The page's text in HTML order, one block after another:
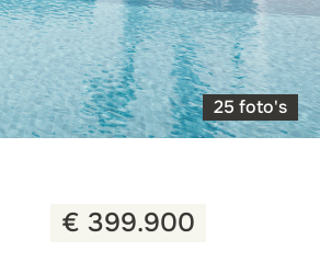
25 foto's
€ 399.900